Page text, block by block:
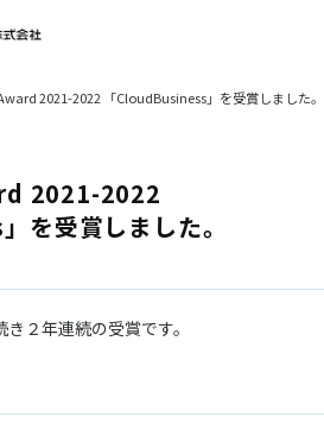
ーターとは
2021-2022 「CloudBusiness」を受賞しました。
2021-2022
を受賞しました。
２年連続の受賞です。